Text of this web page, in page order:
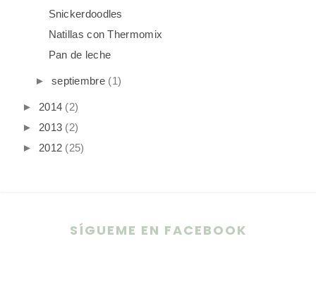
Snickerdoodles
Natillas con Thermomix
Pan de leche
► septiembre (1)
► 2014 (2)
► 2013 (2)
► 2012 (25)
SÍGUEME EN FACEBOOK